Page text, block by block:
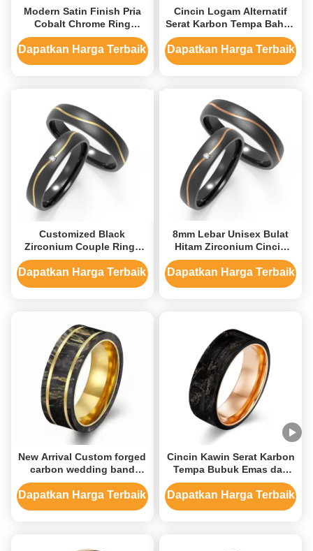
Modern Satin Finish Pria
Cobalt Chrome Ring
Wedding Band Dengan
Beveled Edge
Dapatkan Harga Terbaik
Cincin Logam Alternatif
Serat Karbon Tempa Bahan
Utama Perhiasan Bubuk
Emas dan Emas Mawar
Cincin Pernikahan untuk
Dapatkan Harga Terbaik
Customized Black
Zirconium Couple Rings
Water Resistant Dengan
Inlays / Pengaturan
Dapatkan Harga Terbaik
8mm Lebar Unisex Bulat
Hitam Zirconium Cincin
Untuk Pernikahan
Dapatkan Harga Terbaik
New Arrival Custom forged
carbon wedding band
Plated 14K Gold Ring
dengan foil emas
Dapatkan Harga Terbaik
Cincin Kawin Serat Karbon
Tempa Bubuk Emas dan
Lapis Emas Mawar
Perhiasan Pria Berkualitas
Dapatkan Harga Terbaik